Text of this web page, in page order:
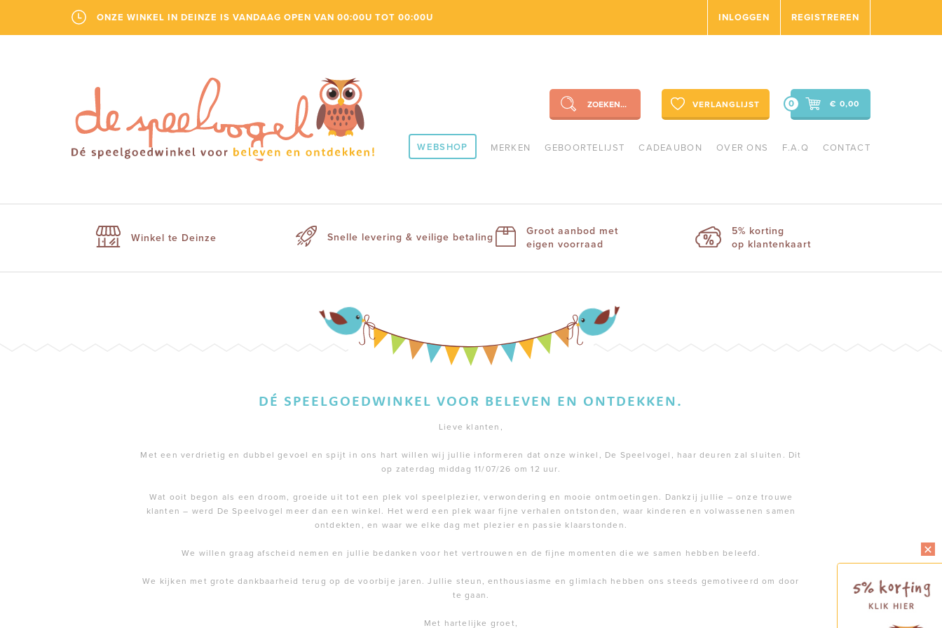
ONZE WINKEL IN DEINZE IS VANDAAG OPEN VAN 00:00U TOT 00:00U INLOGGEN REGISTREREN
ZOEKEN...
SEARCH
VERLANGLIJST € 0,00
0
WEBSHOP MERKEN GEBOORTELIJST CADEAUBON OVER ONS F.A.Q CONTACT
Winkel te Deinze Snelle levering & veilige betaling
Groot aanbod met
eigen voorraad
5% korting
op klantenkaart
DÉ SPEELGOEDWINKEL VOOR BELEVEN EN ONTDEKKEN.
Lieve klanten,
Met een verdrietig en dubbel gevoel en spijt in ons hart willen wij jullie informeren dat onze winkel, De Speelvogel, haar deuren zal sluiten. Dit
op zaterdag middag 11/07/26 om 12 uur.
Wat ooit begon als een droom, groeide uit tot een plek vol speelplezier, verwondering en mooie ontmoetingen. Dankzij jullie – onze trouwe
klanten – werd De Speelvogel meer dan een winkel. Het werd een plek waar fijne verhalen ontstonden, waar kinderen en volwassenen samen
ontdekten, en waar we elke dag met plezier en passie klaarstonden.
We willen graag afscheid nemen en jullie bedanken voor het vertrouwen en de fijne momenten die we samen hebben beleefd.
We kijken met grote dankbaarheid terug op de voorbije jaren. Jullie steun, enthousiasme en glimlach hebben ons steeds gemotiveerd om door
te gaan.
Met hartelijke groet,